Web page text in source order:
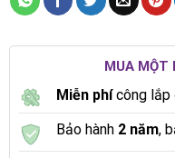
MUA MỘT
Miễn phícông lắp
Bảo hành 2 năm,